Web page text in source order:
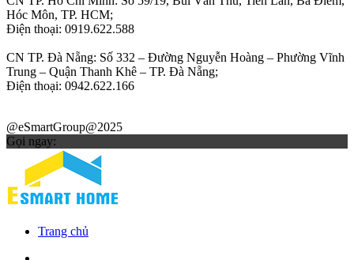
Hóc Môn, TP. HCM;
Điện thoại: 0919.622.588
CN TP. Đà Nẵng: Số 332 – Đường Nguyễn Hoàng – Phường Vĩnh
Trung – Quận Thanh Khê – TP. Đà Nẵng;
Điện thoại: 0942.622.166
@eSmartGroup@2025
Gọi ngay:
Trang chủ